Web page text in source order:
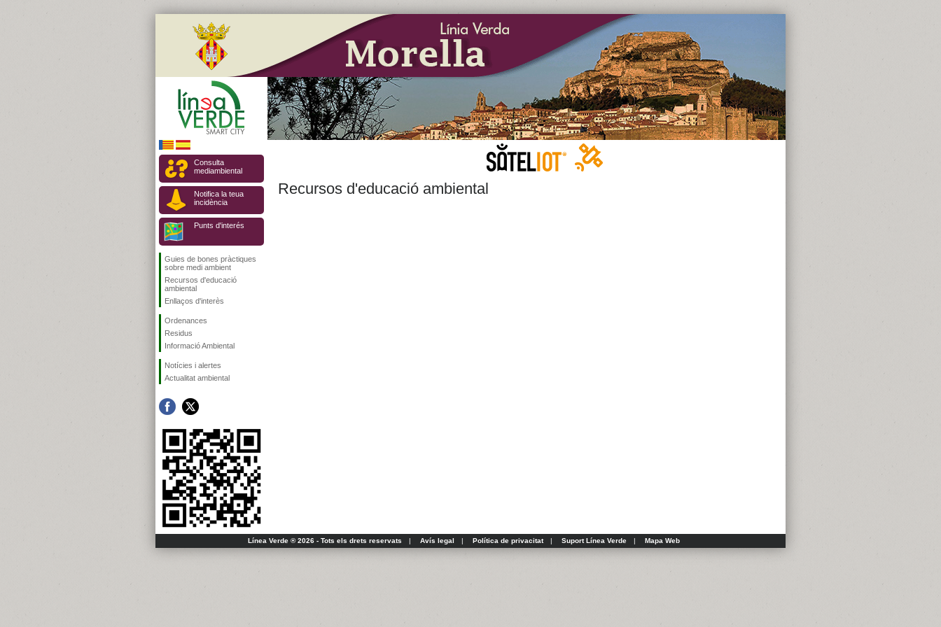
Consulta
mediambiental
Notifica la teua
incidència
Punts d'interés
Guies de bones pràctiques
sobre medi ambient
Recursos d'educació
ambiental
Enllaços d'interès
Ordenances
Residus
Informació Ambiental
Notícies i alertes
Actualitat ambiental
Recursos d'educació ambiental
Línea Verde ® 2026 - Tots els drets reservats | Avís legal | Política de privacitat | Suport Línea Verde | Mapa Web